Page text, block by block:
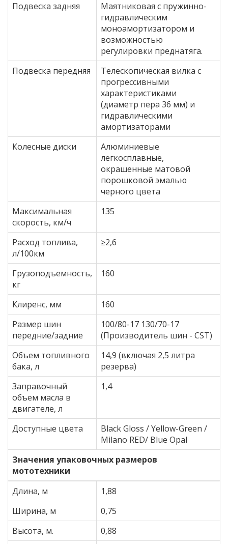
Подвеска задняя
Маятниковая с пружинно-
гидравлическим
моноамортизатором и
возможностью
регулировки преднатяга.
Подвеска передняя
Телескопическая вилка с
прогрессивными
характеристиками
(диаметр пера 36 мм) и
гидравлическими
амортизаторами
Колесные диски
Алюминиевые
легкосплавные,
окрашенные матовой
порошковой эмалью
черного цвета
Максимальная
скорость, км/ч
135
Расход топлива,
л/100км
≥2,6
Грузоподъемность,
кг
160
Клиренс, мм
160
Размер шин
передние/задние
100/80-17 130/70-17
(Производитель шин - СST)
Объем топливного
бака, л
14,9 (включая 2,5 литра
резерва)
Заправочный
oбъем масла в
двигателе, л
1,4
Доступные цвета
Black Gloss / Yellow-Green /
Milano RED/ Blue Opal
Значения упаковочных размеров
мототехники
Длина, м
1,88
Ширина, м
0,75
Высота, м.
0,88